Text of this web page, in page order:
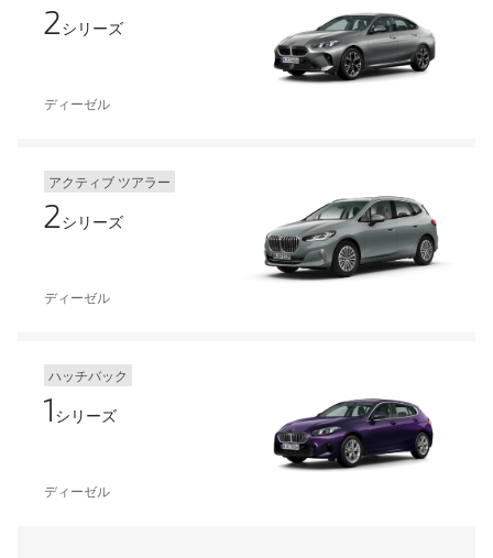
2シリーズ
ディーゼル
アクティブ ツアラー
2シリーズ
ディーゼル
ハッチバック
1 シリーズ
ディーゼル